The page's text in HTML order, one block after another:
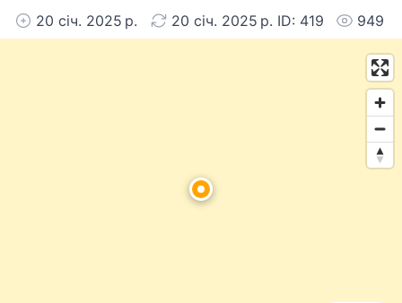
20 січ. 2025 р. 20 січ. 2025 р. ID: 419 949